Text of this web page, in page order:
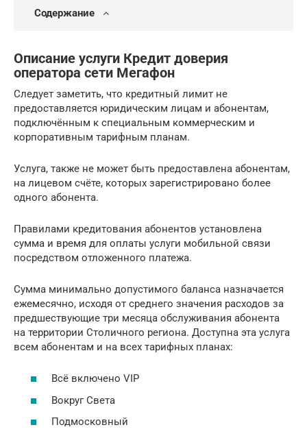
Содержание
Описание услуги Кредит доверия
оператора сети Мегафон
Следует заметить, что кредитный лимит не
предоставляется юридическим лицам и абонентам,
подключённым к специальным коммерческим и
корпоративным тарифным планам.
Услуга, также не может быть предоставлена абонентам,
на лицевом счёте, которых зарегистрировано более
одного абонента.
Правилами кредитования абонентов установлена
сумма и время для оплаты услуги мобильной связи
посредством отложенного платежа.
Сумма минимально допустимого баланса назначается
ежемесячно, исходя от среднего значения расходов за
предшествующие три месяца обслуживания абонента
на территории Столичного региона. Доступна эта услуга
всем абонентам и на всех тарифных планах:
Всё включено VIP
Вокруг Света
Подмосковный